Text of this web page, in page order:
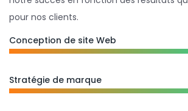
pour nos clients.
Conception de site Web
Stratégie de marque